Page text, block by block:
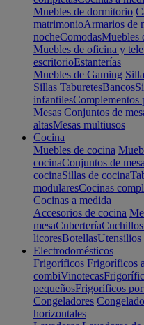
Muebles de dormitorio
matrimonioArmarios de
nocheComodasMuebles
Muebles de oficina y
escritorioEstanterías
Muebles de Gaming
Sillas TaburetesBancos
infantilesComplementos
Mesas Conjuntos de
altasMesas multiusos
Cocina
Muebles de cocina
cocinaConjuntos de
cocinaSillas de cocina
modularesCocinas
Cocinas a medida
Accesorios de cocina
mesaCubertería
licoresBotellasUtensilios
Electrodomésticos
Frigoríficos Frigoríficos
combiVinotecas
pequeñosFrigoríficos
Congeladores
horizontales